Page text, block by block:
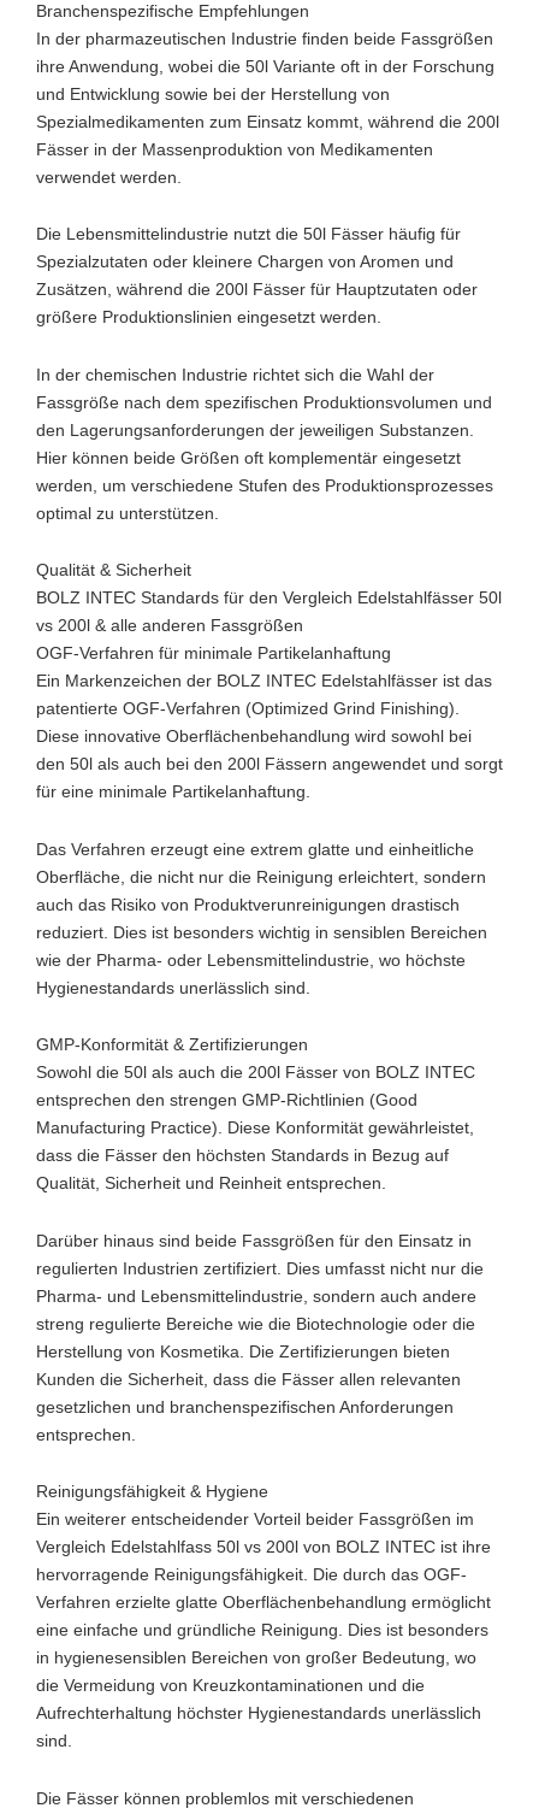
Branchenspezifische Empfehlungen
In der pharmazeutischen Industrie finden beide Fassgrößen
ihre Anwendung, wobei die 50l Variante oft in der Forschung
und Entwicklung sowie bei der Herstellung von
Spezialmedikamenten zum Einsatz kommt, während die 200l
Fässer in der Massenproduktion von Medikamenten
verwendet werden.
Die Lebensmittelindustrie nutzt die 50l Fässer häufig für
Spezialzutaten oder kleinere Chargen von Aromen und
Zusätzen, während die 200l Fässer für Hauptzutaten oder
größere Produktionslinien eingesetzt werden.
In der chemischen Industrie richtet sich die Wahl der
Fassgröße nach dem spezifischen Produktionsvolumen und
den Lagerungsanforderungen der jeweiligen Substanzen.
Hier können beide Größen oft komplementär eingesetzt
werden, um verschiedene Stufen des Produktionsprozesses
optimal zu unterstützen.
Qualität & Sicherheit
BOLZ INTEC Standards für den Vergleich Edelstahlfässer 50l
vs 200l & alle anderen Fassgrößen
OGF-Verfahren für minimale Partikelanhaftung
Ein Markenzeichen der BOLZ INTEC Edelstahlfässer ist das
patentierte OGF-Verfahren (Optimized Grind Finishing).
Diese innovative Oberflächenbehandlung wird sowohl bei
den 50l als auch bei den 200l Fässern angewendet und sorgt
für eine minimale Partikelanhaftung.
Das Verfahren erzeugt eine extrem glatte und einheitliche
Oberfläche, die nicht nur die Reinigung erleichtert, sondern
auch das Risiko von Produktverunreinigungen drastisch
reduziert. Dies ist besonders wichtig in sensiblen Bereichen
wie der Pharma- oder Lebensmittelindustrie, wo höchste
Hygienestandards unerlässlich sind.
GMP-Konformität & Zertifizierungen
Sowohl die 50l als auch die 200l Fässer von BOLZ INTEC
entsprechen den strengen GMP-Richtlinien (Good
Manufacturing Practice). Diese Konformität gewährleistet,
dass die Fässer den höchsten Standards in Bezug auf
Qualität, Sicherheit und Reinheit entsprechen.
Darüber hinaus sind beide Fassgrößen für den Einsatz in
regulierten Industrien zertifiziert. Dies umfasst nicht nur die
Pharma- und Lebensmittelindustrie, sondern auch andere
streng regulierte Bereiche wie die Biotechnologie oder die
Herstellung von Kosmetika. Die Zertifizierungen bieten
Kunden die Sicherheit, dass die Fässer allen relevanten
gesetzlichen und branchenspezifischen Anforderungen
entsprechen.
Reinigungsfähigkeit & Hygiene
Ein weiterer entscheidender Vorteil beider Fassgrößen im
Vergleich Edelstahlfass 50l vs 200l von BOLZ INTEC ist ihre
hervorragende Reinigungsfähigkeit. Die durch das OGF-
Verfahren erzielte glatte Oberflächenbehandlung ermöglicht
eine einfache und gründliche Reinigung. Dies ist besonders
in hygienesensiblen Bereichen von großer Bedeutung, wo
die Vermeidung von Kreuzkontaminationen und die
Aufrechterhaltung höchster Hygienestandards unerlässlich
sind.
Die Fässer können problemlos mit verschiedenen